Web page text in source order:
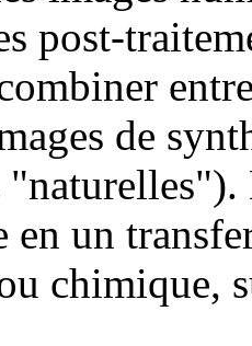
post-
de
en un
chimique,